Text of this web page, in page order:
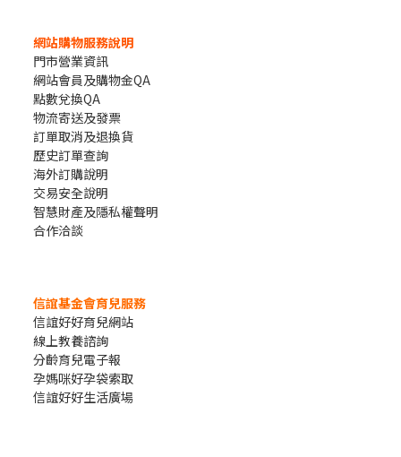
網站購物服務說明
門市營業資訊
網站會員及購物金QA
點數兌換QA
物流寄送及發票
訂單取消及退換貨
歷史訂單查詢
海外訂購說明
交易安全說明
智慧財產及隱私權聲明
合作洽談
信誼基金會育兒服務
信誼好好育兒網站
線上教養諮詢
分齡育兒電子報
孕媽咪好孕袋索取
信誼好好生活廣場